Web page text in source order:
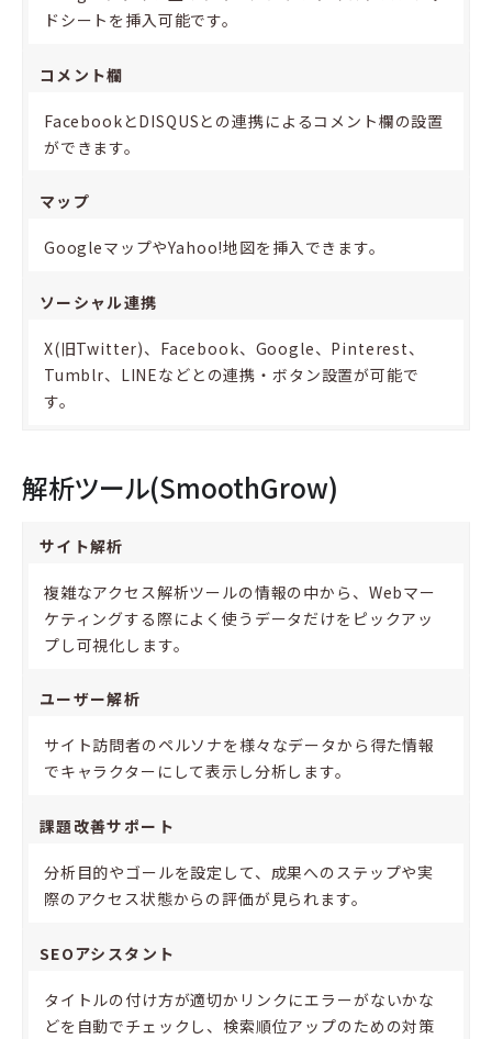
ドシートを挿入可能です。
コメント欄
FacebookとDISQUSとの連携によるコメント欄の設置
ができます。
マップ
GoogleマップやYahoo!地図を挿入できます。
ソーシャル連携
X(旧Twitter)、Facebook、Google、Pinterest、
Tumblr、LINEなどとの連携・ボタン設置が可能で
す。
解析ツール(SmoothGrow)
サイト解析
複雑なアクセス解析ツールの情報の中から、Webマー
ケティングする際によく使うデータだけをピックアッ
プし可視化します。
ユーザー解析
サイト訪問者のペルソナを様々なデータから得た情報
でキャラクターにして表示し分析します。
課題改善サポート
分析目的やゴールを設定して、成果へのステップや実
際のアクセス状態からの評価が見られます。
SEOアシスタント
タイトルの付け方が適切かリンクにエラーがないかな
どを自動でチェックし、検索順位アップのための対策